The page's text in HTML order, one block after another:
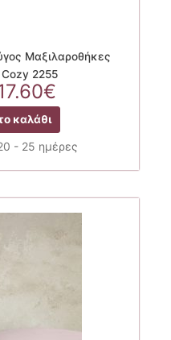
Μαξιλαροθήκες
2255
€
τρέχουσα
τιμή
είναι:
καλάθι
- 25 ημέρες